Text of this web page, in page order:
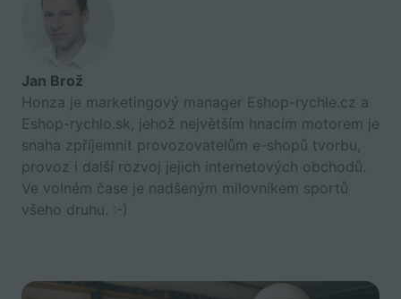
Jan Brož
Honza je marketingový manager Eshop-rychle.cz a
Eshop-rychlo.sk, jehož největším hnacím motorem je
snaha zpříjemnit provozovatelům e-shopů tvorbu,
provoz i další rozvoj jejich internetových obchodů.
Ve volném čase je nadšeným milovníkem sportů
všeho druhu. :-)